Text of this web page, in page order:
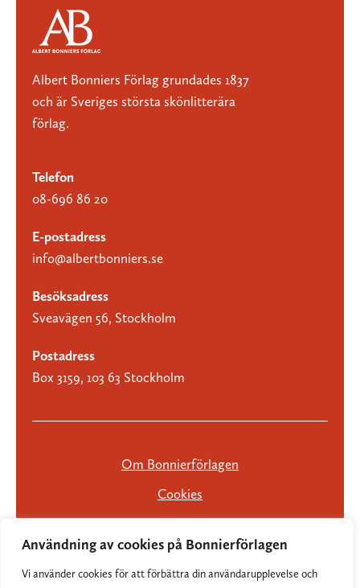
Användning av cookies på Bonnierförlagen
Vi använder cookies för att förbättra din användarupplevelse och
Albert Bonniers Förlag grundades 1837
och är Sveriges största skönlitterära
förlag.
Telefon
08-696 86 20
E-postadress
info@albertbonniers.se
Besöksadress
Sveavägen 56, Stockholm
Postadress
Box 3159, 103 63 Stockholm
Om Bonnierförlagen
Cookies
Integritetspolicy